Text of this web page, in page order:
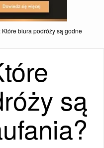
Które biura podróży są godne
są